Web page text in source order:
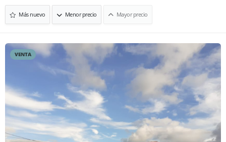
Más nuevo Menor precio Mayor precio
VENTA